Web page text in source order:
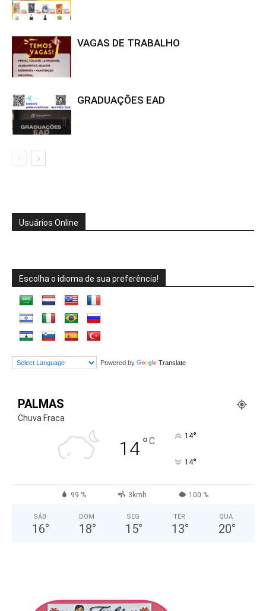
VAGAS DE TRABALHO
GRADUAÇÕES EAD
Usuários Online
Escolha o idioma de sua preferência!
Powered by Translate
PALMAS
Chuva Fraca
14°C 14°
14°
99 % 3kmh 100 %
SÁB
16°
DOM
18°
SEG
15°
TER
13°
QUA
20°